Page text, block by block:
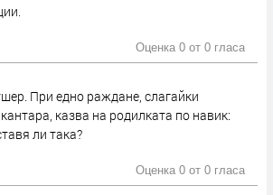
Оценка 0 от 0 гласа
При едно раждане, слагайки
казва на родилката по навик:
ли така?
Оценка 0 от 0 гласа